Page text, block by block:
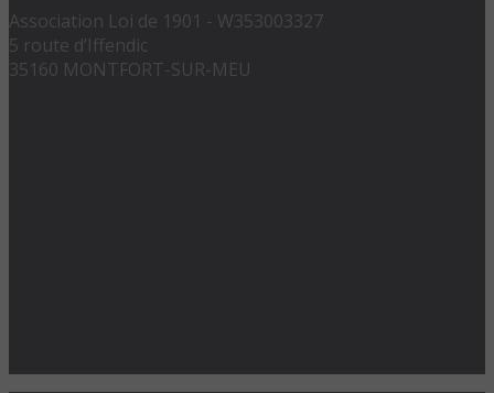
Association Loi de 1901 - W353003327
5 route d’Iffendic
35160 MONTFORT-SUR-MEU